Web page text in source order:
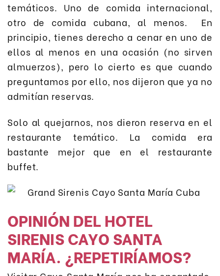
temáticos. Uno de comida internacional,
otro de comida cubana, al menos. En
principio, tienes derecho a cenar en uno de
ellos al menos en una ocasión (no sirven
almuerzos), pero lo cierto es que cuando
preguntamos por ello, nos dijeron que ya no
admitían reservas.
Solo al quejarnos, nos dieron reserva en el
restaurante temático. La comida era
bastante mejor que en el restaurante
buffet.
OPINIÓN DEL HOTEL
SIRENIS CAYO SANTA
MARÍA. ¿REPETIRÍAMOS?